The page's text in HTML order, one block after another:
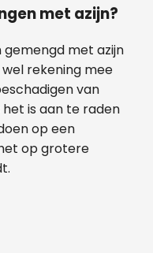
met azijn?
gemengd met azijn
rekening mee
van
is aan te raden
op een
op grotere